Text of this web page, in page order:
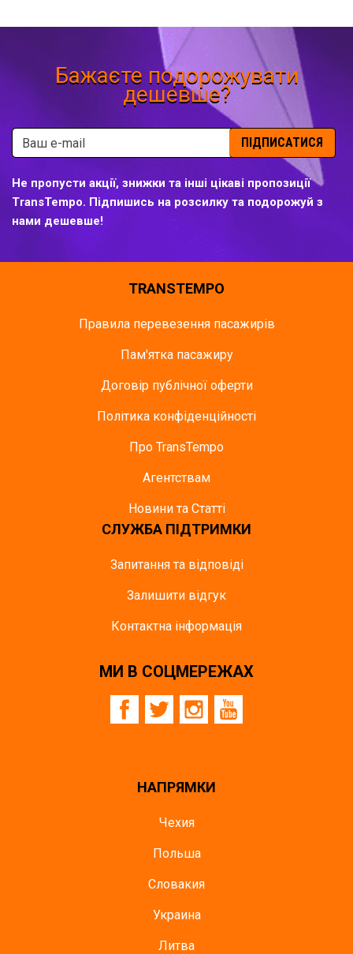
Бажаєте подорожувати
дешевше?
ПІДПИСАТИСЯ
Не пропусти акції, знижки та інші цікаві пропозиції
TransTempo. Підпишись на розсилку та подорожуй з
нами дешевше!
TRANSTEMPO
Правила перевезення пасажирів
Пам'ятка пасажиру
Договір публічної оферти
Політика конфіденційності
Про TransTempo
Агентствам
Новини та Статті
СЛУЖБА ПІДТРИМКИ
Запитання та відповіді
Залишити відгук
Контактна інформація
МИ В СОЦМЕРЕЖАХ
НАПРЯМКИ
Чехия
Польша
Словакия
Украина
Литва